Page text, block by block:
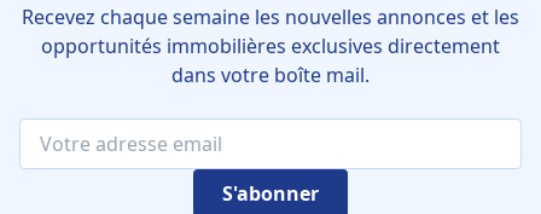
Recevez chaque semaine les nouvelles annonces et les
opportunités immobilières exclusives directement
dans votre boîte mail.
S'abonner